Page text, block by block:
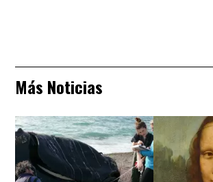
Más Noticias